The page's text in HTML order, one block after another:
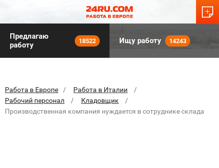
Предлагаю
работу
18522 Ищу работу 14243
Работа в Европе
Работа в Италии
Рабочий персонал
Кладовщик
Производственная компания нуждается в сотруднике склада